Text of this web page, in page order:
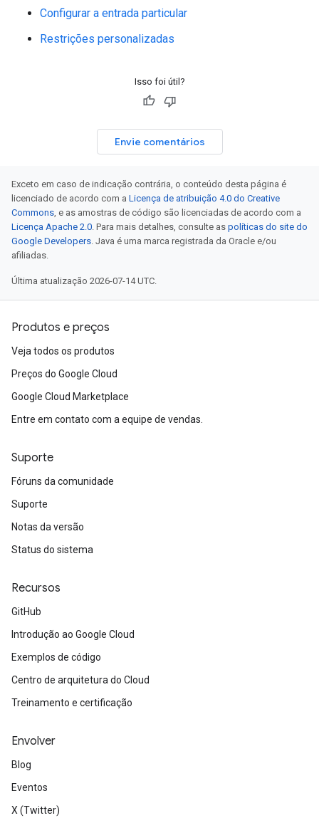
Configurar a entrada particular
Restrições personalizadas
Isso foi útil?
Envie comentários
Exceto em caso de indicação contrária, o conteúdo desta página é
licenciado de acordo com a Licença de atribuição 4.0 do Creative
Commons, e as amostras de código são licenciadas de acordo com a
Licença Apache 2.0. Para mais detalhes, consulte as políticas do site do
Google Developers. Java é uma marca registrada da Oracle e/ou
afiliadas.
Última atualização 2026-07-14 UTC.
Produtos e preços
Veja todos os produtos
Preços do Google Cloud
Google Cloud Marketplace
Entre em contato com a equipe de vendas.
Suporte
Fóruns da comunidade
Suporte
Notas da versão
Status do sistema
Recursos
GitHub
Introdução ao Google Cloud
Exemplos de código
Centro de arquitetura do Cloud
Treinamento e certificação
Envolver
Blog
Eventos
X (Twitter)